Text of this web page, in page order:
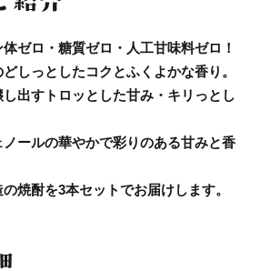
ゼロ・糖質ゼロ・人工甘味料ゼロ！
しっとしたコクとふくよかな香り。
し出すトロッとした甘み・キリっとし
ノールの華やかで彩りのある甘みと香
焼酎を3本セットでお届けします。